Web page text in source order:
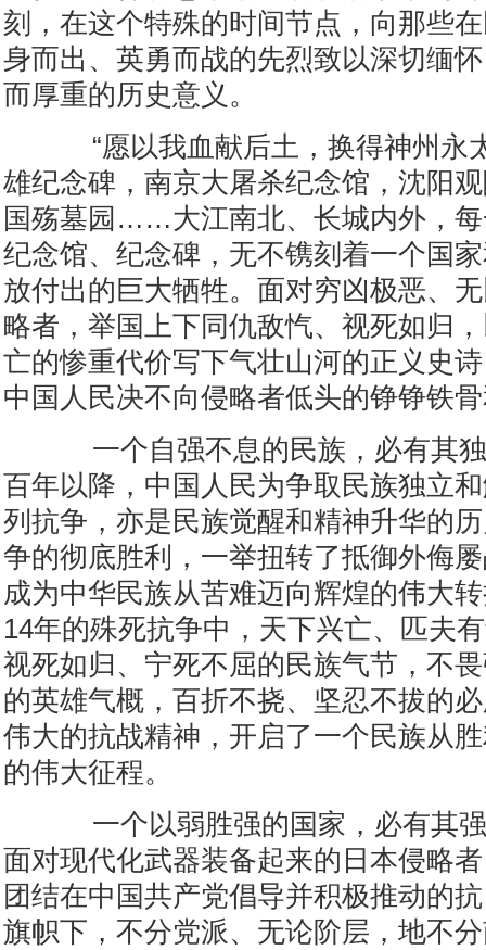
刻，在这个特殊的时间节点，向那些
身而出、英勇而战的先烈致以深切缅
而厚重的历史意义。
“愿以我血献后土，换得神州永
雄纪念碑，南京大屠杀纪念馆，沈阳
国殇墓园……大江南北、长城内外，
纪念馆、纪念碑，无不镌刻着一个国
放付出的巨大牺牲。面对穷凶极恶、
略者，举国上下同仇敌忾、视死如归
亡的惨重代价写下气壮山河的正义史
中国人民决不向侵略者低头的铮铮铁
一个自强不息的民族，必有其独
百年以降，中国人民为争取民族独立
列抗争，亦是民族觉醒和精神升华的
争的彻底胜利，一举扭转了抵御外侮
成为中华民族从苦难迈向辉煌的伟大
14年的殊死抗争中，天下兴亡、匹夫
视死如归、宁死不屈的民族气节，不
的英雄气概，百折不挠、坚忍不拔的
伟大的抗战精神，开启了一个民族从
的伟大征程。
一个以弱胜强的国家，必有其强
面对现代化武器装备起来的日本侵略
团结在中国共产党倡导并积极推动的
旗帜下，不分党派、无论阶层，地不